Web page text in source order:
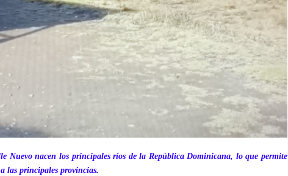
Nuevo nacen los principales ríos de la República Dominicana, lo que permite
las principales provincias.